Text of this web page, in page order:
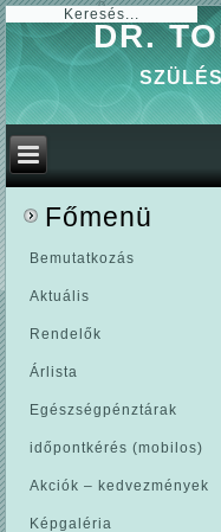
0
DR.
Főmenü
Bemutatkozás
Aktuális
Rendelők
Árlista
Egészségpénztárak
időpontkérés (mobilos)
Akciók – kedvezmények
Képgaléria